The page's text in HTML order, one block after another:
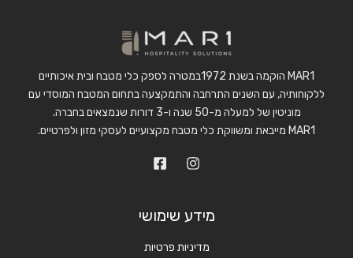
MAR1 הוקמה בשנת 1972במטרה לספק כלי מטבח ובית איכותיים
ללקוחותיה, עם השנים התרחבה והתמקצעה בתחום המטבח המוסדי עם
מוניטין של למעלה מ-50 שנה ו-3 דורות שנמצאים בחברה.
MAR1 מייבאת ומשווקת כלי מטבח מקצועיים לעסקי מזון ולפרטיים.
מידע שימושי
מדיניות פרטיות